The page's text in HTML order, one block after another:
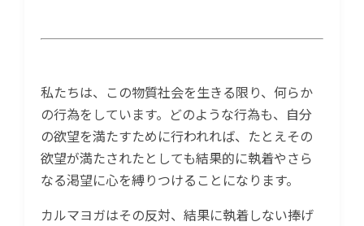
私たちは、この物質社会を生きる限り、何らか
の行為をしています。どのような行為も、自分
の欲望を満たすために行われれば、たとえその
欲望が満たされたとしても結果的に執着やさら
なる渇望に心を縛りつけることになります。
カルマヨガはその反対、結果に執着しない捧げ